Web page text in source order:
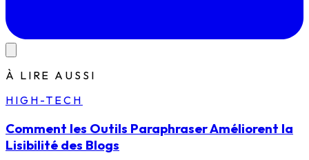
À LIRE AUSSI
HIGH-TECH
Comment les Outils Paraphraser Améliorent la
Lisibilité des Blogs